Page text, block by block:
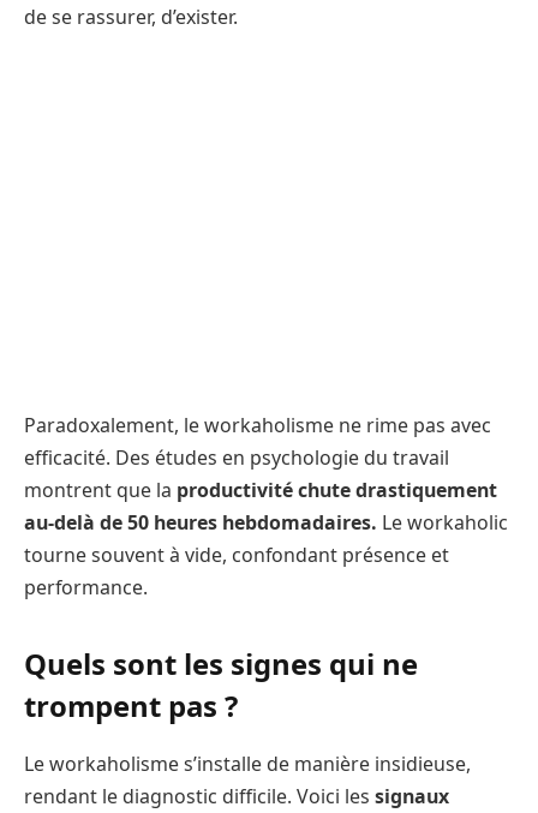
de se rassurer, d’exister.
Paradoxalement, le workaholisme ne rime pas avec
efficacité. Des études en psychologie du travail
montrent que la productivité chute drastiquement
au-delà de 50 heures hebdomadaires. Le workaholic
tourne souvent à vide, confondant présence et
performance.
Quels sont les signes qui ne
trompent pas ?
Le workaholisme s’installe de manière insidieuse,
rendant le diagnostic difficile. Voici les signaux